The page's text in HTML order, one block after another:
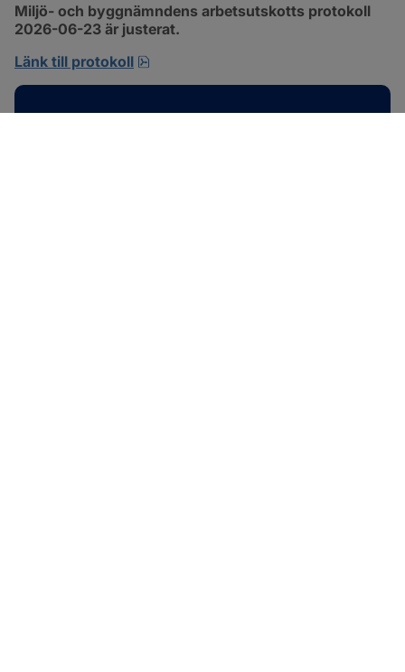
Miljö- och byggnämndens arbetsutskotts protokoll
2026-06-23 är justerat.
Länk till protokoll